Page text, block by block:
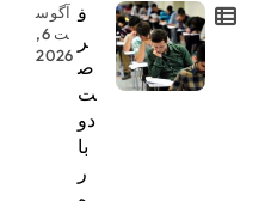
ف
ر
ص
ت
دو
با
ر
آگوس
ت 6,
2026